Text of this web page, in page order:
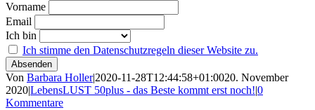
Vorname
Email
Ich bin
Ich stimme den Datenschutzregeln dieser Website zu.
Von Barbara Holler|2020-11-28T12:44:58+01:0020. November
2020|LebensLUST 50plus - das Beste kommt erst noch!|0
Kommentare